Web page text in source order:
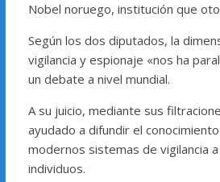
Nobel noruego, institución que
Según los dos diputados, la
vigilancia y espionaje «nos ha
un debate a nivel mundial.
A su juicio, mediante sus
ayudado a difundir el
modernos sistemas de vigilancia
individuos.